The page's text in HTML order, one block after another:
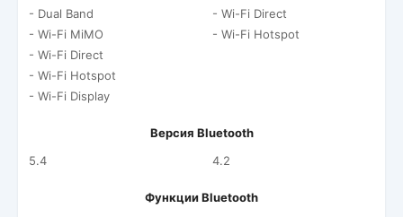
- Dual Band
- Wi-Fi MiMO
- Wi-Fi Direct
- Wi-Fi Hotspot
- Wi-Fi Display
- Wi-Fi Direct
- Wi-Fi Hotspot
Версия Bluetooth
5.4
4.2
Функции Bluetooth